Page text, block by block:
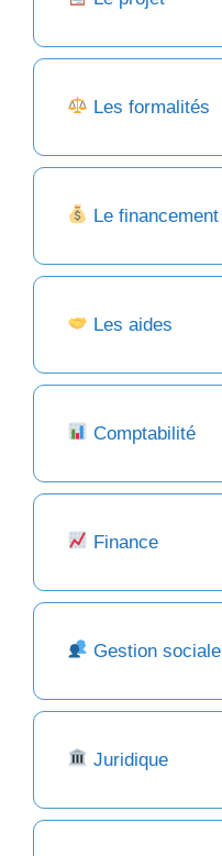
Les formalités
Le financement
Les aides
Comptabilité
Finance
Gestion sociale
Juridique